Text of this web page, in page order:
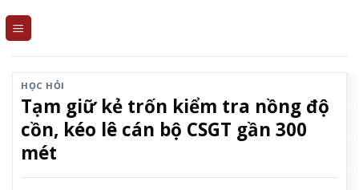
HỌC HỎI
Tạm giữ kẻ trốn kiểm tra nồng độ
cồn, kéo lê cán bộ CSGT gần 300
mét